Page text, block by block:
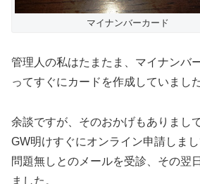
マイナンバーカード
管理人の私はたまたま、マイナンバ
ってすぐにカードを作成していました
余談ですが、そのおかげもありまし
GW明けすぐにオンライン申請しま
問題無しとのメールを受診、その翌
ました。